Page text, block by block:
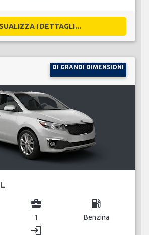
I DETTAGLI...
DI GRANDI DIMENSIONI
business_center
1
local_gas_station
Benzina
login